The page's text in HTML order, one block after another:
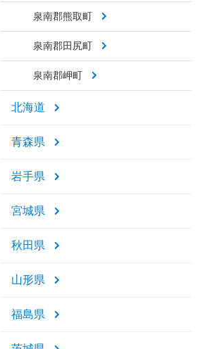
泉南郡熊取町
泉南郡田尻町
泉南郡岬町
北海道
青森県
岩手県
宮城県
秋田県
山形県
福島県